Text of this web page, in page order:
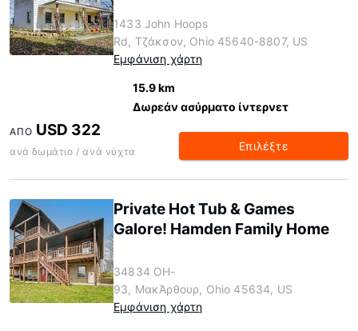
1433 John Hoops
Rd, Τζάκσον, Ohio 45640-8807, US
Εμφάνιση χάρτη
15.9 km
Δωρεάν ασύρματο ίντερνετ
ΑΠΌ USD 322
ανά δωμάτιο / ανά νύχτα Επιλέξτε
Private Hot Tub & Games
Galore! Hamden Family Home
34834 OH-
93, ΜακΆρθουρ, Ohio 45634, US
Εμφάνιση χάρτη